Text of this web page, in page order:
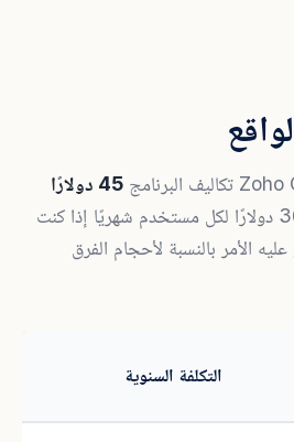
45 دولارًا
(أو 36 دولارًا لكل مستخدم شهريًا إذا كنت
الأمر بالنسبة لأحجام الفرق
التكلفة السنوية